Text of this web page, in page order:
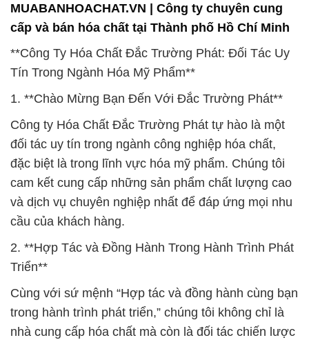
MUABANHOACHAT.VN | Công ty chuyên cung
cấp và bán hóa chất tại Thành phố Hồ Chí Minh
**Công Ty Hóa Chất Đắc Trường Phát: Đối Tác Uy
Tín Trong Ngành Hóa Mỹ Phẩm**
1. **Chào Mừng Bạn Đến Với Đắc Trường Phát**
Công ty Hóa Chất Đắc Trường Phát tự hào là một
đối tác uy tín trong ngành công nghiệp hóa chất,
đặc biệt là trong lĩnh vực hóa mỹ phẩm. Chúng tôi
cam kết cung cấp những sản phẩm chất lượng cao
và dịch vụ chuyên nghiệp nhất để đáp ứng mọi nhu
cầu của khách hàng.
2. **Hợp Tác và Đồng Hành Trong Hành Trình Phát
Triển**
Cùng với sứ mệnh “Hợp tác và đồng hành cùng bạn
trong hành trình phát triển,” chúng tôi không chỉ là
nhà cung cấp hóa chất mà còn là đối tác chiến lược